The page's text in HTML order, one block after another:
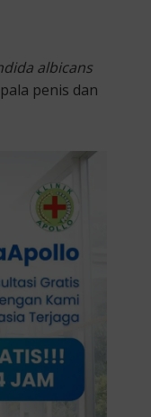
albicans
penis dan